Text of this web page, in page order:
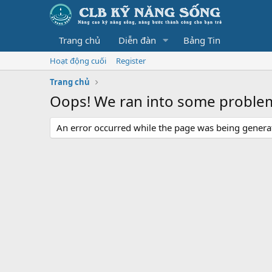
Trang chủ Diễn đàn Bảng Tin
Hoạt động cuối
Register
Trang chủ
Oops! We ran into some
An error occurred while the page was being